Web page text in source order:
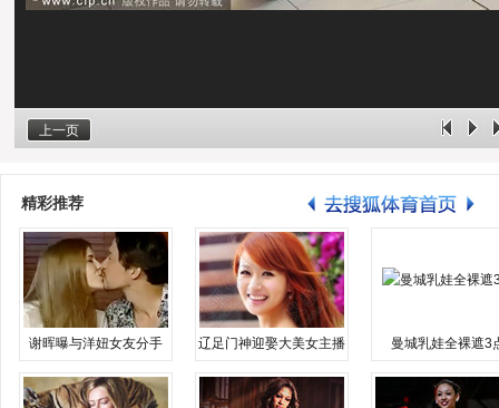
上一页
精彩推荐
谢晖曝与洋妞女友分手 辽足门神迎娶大美女主播 曼城乳娃全裸遮3